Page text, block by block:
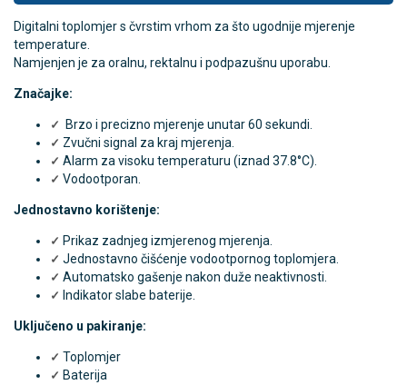
Digitalni toplomjer s čvrstim vrhom za što ugodnije mjerenje
temperature.
Namjenjen je za oralnu, rektalnu i podpazušnu uporabu.
Značajke:
✓ Brzo i precizno mjerenje unutar 60 sekundi.
✓ Zvučni signal za kraj mjerenja.
✓ Alarm za visoku temperaturu (iznad 37.8°C).
✓ Vodootporan.
Jednostavno korištenje:
✓ Prikaz zadnjeg izmjerenog mjerenja.
✓ Jednostavno čišćenje vodootpornog toplomjera.
✓ Automatsko gašenje nakon duže neaktivnosti.
✓ Indikator slabe baterije.
Uključeno u pakiranje:
✓ Toplomjer
✓ Baterija